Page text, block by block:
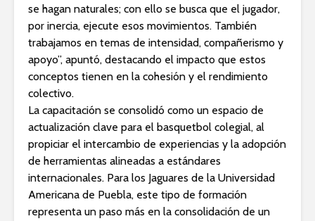
se hagan naturales; con ello se busca que el jugador,
por inercia, ejecute esos movimientos. También
trabajamos en temas de intensidad, compañerismo y
apoyo”, apuntó, destacando el impacto que estos
conceptos tienen en la cohesión y el rendimiento
colectivo.
La capacitación se consolidó como un espacio de
actualización clave para el basquetbol colegial, al
propiciar el intercambio de experiencias y la adopción
de herramientas alineadas a estándares
internacionales. Para los Jaguares de la Universidad
Americana de Puebla, este tipo de formación
representa un paso más en la consolidación de un